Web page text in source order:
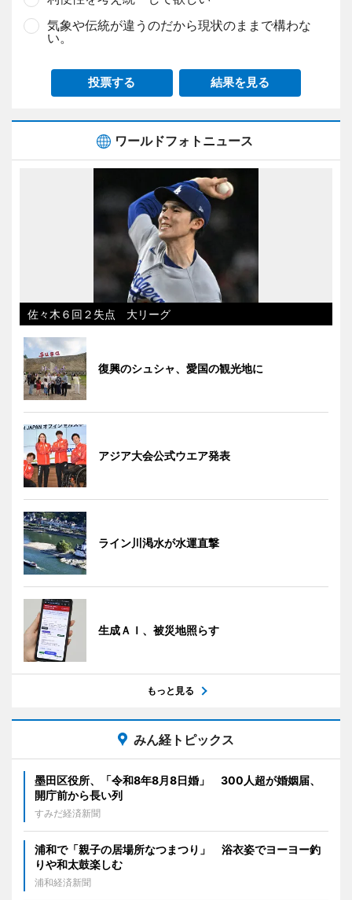
気象や伝統が違うのだから現状のままで構わな
い。
投票する 結果を見る
ワールドフォトニュース
佐々木６回２失点 大リーグ
復興のシュシャ、愛国の観光地に
アジア大会公式ウエア発表
ライン川渇水が水運直撃
生成ＡＩ、被災地照らす
もっと見る
みん経トピックス
墨田区役所、「令和8年8月8日婚」 300人超が婚姻届、
開庁前から長い列
すみだ経済新聞
浦和で「親子の居場所なつまつり」 浴衣姿でヨーヨー釣
りや和太鼓楽しむ
浦和経済新聞